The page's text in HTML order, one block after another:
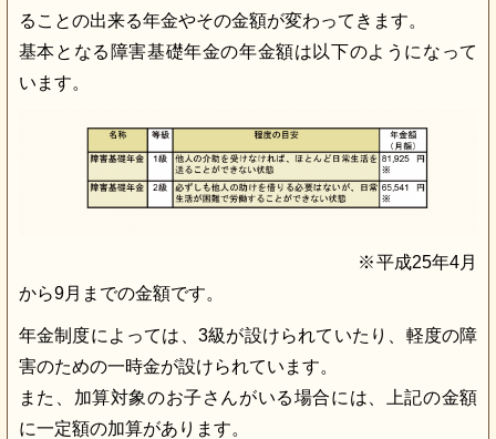
ることの出来る年金やその金額が変わってきます。
基本となる障害基礎年金の年金額は以下のようになって
います。
※平成25年4月
から9月までの金額です。
年金制度によっては、3級が設けられていたり、軽度の障
害のための一時金が設けられています。
また、加算対象のお子さんがいる場合には、上記の金額
に一定額の加算があります。